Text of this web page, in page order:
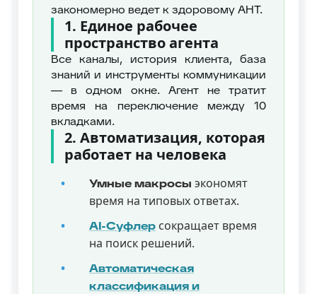
закономерно ведет к здоровому AHT.
1. Единое рабочее
пространство агента
Все каналы, история клиента, база
знаний и инструменты коммуникации
— в одном окне. Агент не тратит
время на переключение между 10
вкладками.
2. Автоматизация, которая
работает на человека
Умные макросы экономят
время на типовых ответах.
AI-Суфлер сокращает время
на поиск решений.
Автоматическая
классификация и